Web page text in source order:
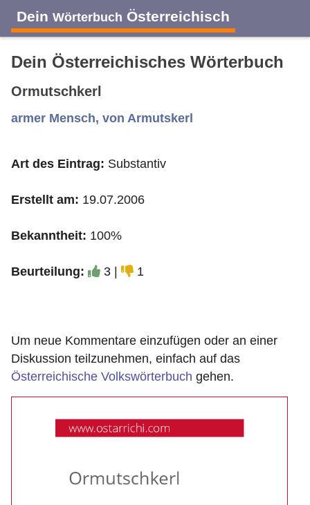
Dein Wörterbuch Österreichisch
A B C D E F
J K L M N
Dein Österreichisches Wörterbuch
Ormutschkerl
armer Mensch, von Armutskerl
Art des Eintrag: Substantiv
Erstellt am: 19.07.2006
Bekanntheit: 100%
Beurteilung: 3 | 1
Um neue Kommentare einzufügen oder an einer
Diskussion teilzunehmen, einfach auf das
Österreichische Volkswörterbuch gehen.